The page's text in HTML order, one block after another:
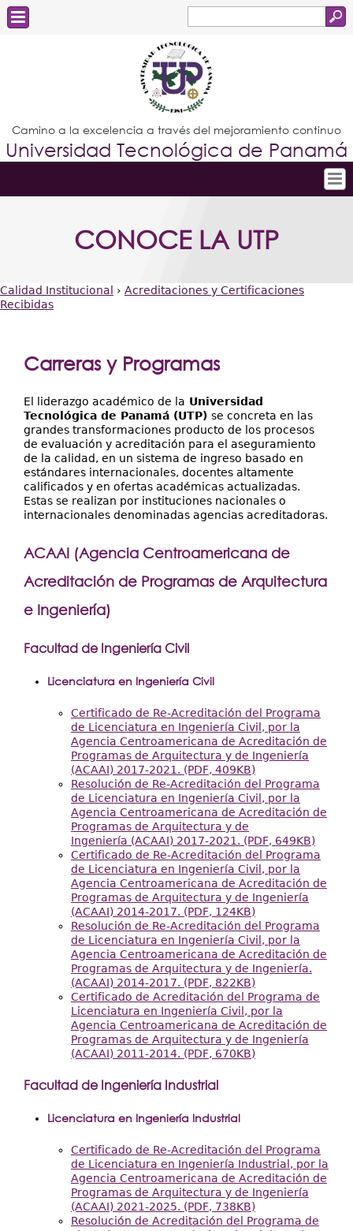
de
búsqueda
Estudiantes
Docentes
Administrativos
Graduados
Camino a la excelencia a través del mejoramiento continuo
Universidad Tecnológica de Panamá
Conoce la UTP
Investigación
Centros Regionales
Servicios
Internacional
Transparencia
CONOCE LA UTP
Usted
aquí
Calidad Institucional › Acreditaciones y Certificaciones
Recibidas
Carreras y Programas
El liderazgo académico de la Universidad
Tecnológica de Panamá (UTP) se concreta en las
grandes transformaciones producto de los procesos
de evaluación y acreditación para el aseguramiento
de la calidad, en un sistema de ingreso basado en
estándares internacionales, docentes altamente
calificados y en ofertas académicas actualizadas.
Estas se realizan por instituciones nacionales o
internacionales denominadas agencias acreditadoras.
ACAAI (Agencia Centroamericana de
Acreditación de Programas de Arquitectura
e Ingeniería)
Facultad de Ingeniería Civil
Licenciatura en Ingeniería Civil
Certificado de Re-Acreditación del Programa
de Licenciatura en Ingeniería Civil, por la
Agencia Centroamericana de Acreditación de
Programas de Arquitectura y de Ingeniería
(ACAAI) 2017-2021. (PDF, 409KB)
Resolución de Re-Acreditación del Programa
de Licenciatura en Ingeniería Civil, por la
Agencia Centroamericana de Acreditación de
Programas de Arquitectura y de
Ingeniería (ACAAI) 2017-2021. (PDF, 649KB)
Certificado de Re-Acreditación del Programa
de Licenciatura en Ingeniería Civil, por la
Agencia Centroamericana de Acreditación de
Programas de Arquitectura y de Ingeniería
(ACAAI) 2014-2017. (PDF, 124KB)
Resolución de Re-Acreditación del Programa
de Licenciatura en Ingeniería Civil, por la
Agencia Centroamericana de Acreditación de
Programas de Arquitectura y de Ingeniería.
(ACAAI) 2014-2017. (PDF, 822KB)
Certificado de Acreditación del Programa de
Licenciatura en Ingeniería Civil, por la
Agencia Centroamericana de Acreditación de
Programas de Arquitectura y de Ingeniería
(ACAAI) 2011-2014. (PDF, 670KB)
Facultad de Ingeniería Industrial
Licenciatura en Ingeniería Industrial
Certificado de Re-Acreditación del Programa
de Licenciatura en Ingeniería Industrial, por la
Agencia Centroamericana de Acreditación de
Programas de Arquitectura y de Ingeniería
(ACAAI) 2021-2025. (PDF, 738KB)
Resolución de Acreditación del Programa de